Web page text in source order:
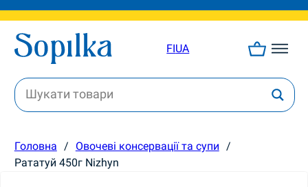
FIUA
Головна / Овочеві консервації та супи /
Рататуй 450г Nizhyn